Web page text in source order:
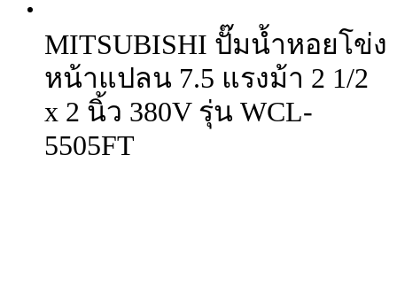
MITSUBISHI ปั๊มน้ำหอยโข่ง
หน้าแปลน 7.5 แรงม้า 2 1/2
x 2 นิ้ว 380V รุ่น WCL-
5505FT